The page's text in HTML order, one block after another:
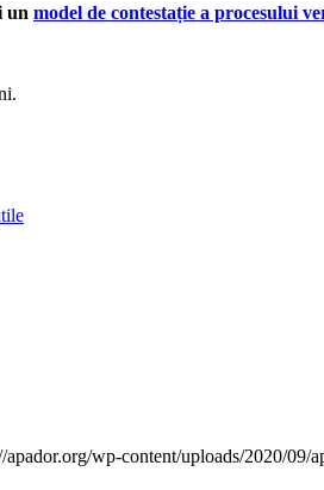
un model de contestație a procesului
apador.org/wp-content/uploads/2020/09/